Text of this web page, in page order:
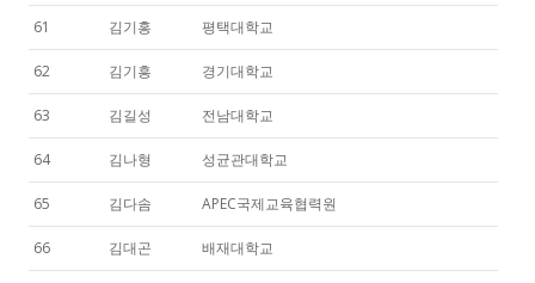
61 김기홍 평택대학교
62 김기흥 경기대학교
63 김길성 전남대학교
64 김나형 성균관대학교
65 김다솜 APEC국제교육협력원
66 김대곤 배재대학교